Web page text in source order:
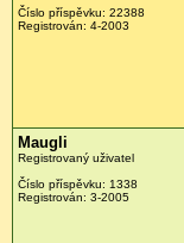
Číslo příspěvku: 22388
Registrován: 4-2003
Maugli
Registrovaný uživatel
Číslo příspěvku: 1338
Registrován: 3-2005